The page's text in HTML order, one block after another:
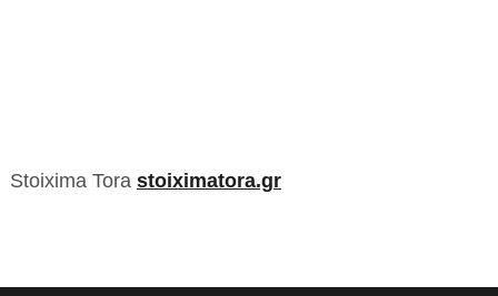
Stoixima Tora stoiximatora.gr